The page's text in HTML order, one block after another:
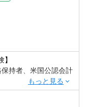
う高い感受性とコミ
社内外を巻き込んだ
料作成力
経験
間近でコミュニケ
企業が数年～数十
経営課題に対峙し
短期間で多く積む事
いためメンバーの育
各種研修やOJTにお
ています。
持者、米国公認会計
務経験 または、内部
る監査経験